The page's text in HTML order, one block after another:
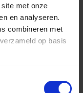
met onze
en analyseren.
combineren met
op basis